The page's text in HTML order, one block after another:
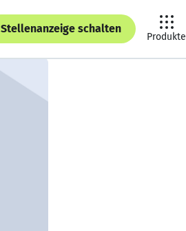
Stellenanzeige schalten
Produkte